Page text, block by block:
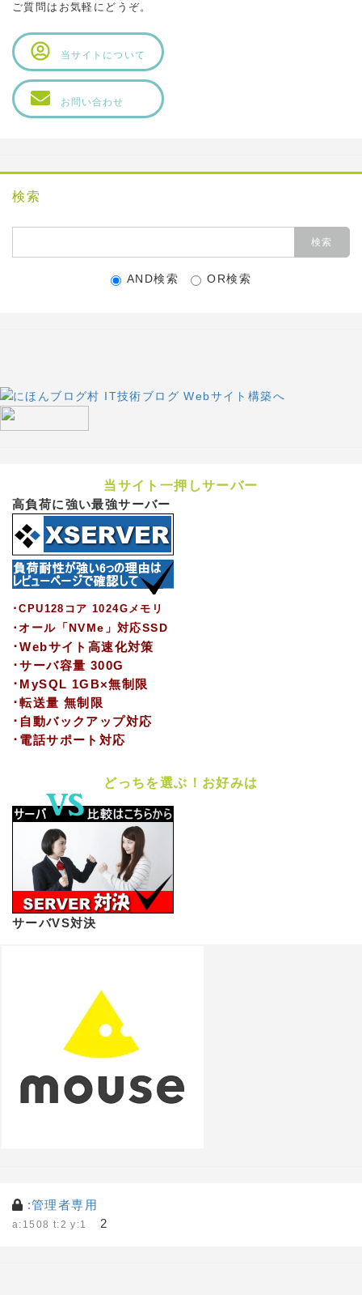
ご質問はお気軽にどうぞ。
当サイトについて
お問い合わせ
検索
AND検索 OR検索
当サイト一押しサーバー
高負荷に強い最強サーバー
･CPU128コア 1024Gメモリ
･オール「NVMe」対応SSD
･Webサイト高速化対策
･サーバ容量 300G
･MySQL 1GB×無制限
･転送量 無制限
･自動バックアップ対応
･電話サポート対応
どっちを選ぶ！お好みは
サーバVS対決
:管理者専用
a:1508 t:2 y:1 2